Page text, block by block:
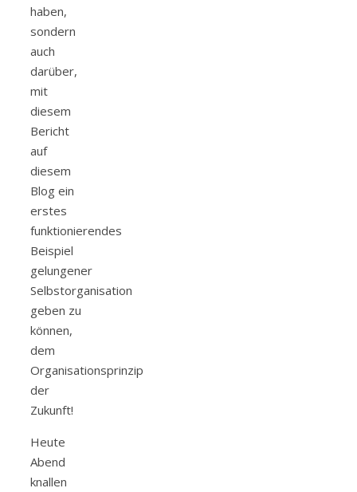
haben,
sondern
auch
darüber,
mit
diesem
Bericht
auf
diesem
Blog ein
erstes
funktionierendes
Beispiel
gelungener
Selbstorganisation
geben zu
können,
dem
Organisationsprinzip
der
Zukunft!
Heute
Abend
knallen